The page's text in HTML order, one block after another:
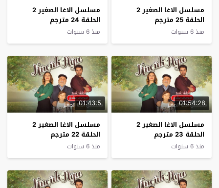
مسلسل الاغا الصغير 2
الحلقة 25 مترجم
منذ 6 سنوات
مسلسل الاغا الصغير 2
الحلقة 24 مترجم
منذ 6 سنوات
01:54:28
مسلسل الاغا الصغير 2
الحلقة 23 مترجم
منذ 6 سنوات
01:43:5
مسلسل الاغا الصغير 2
الحلقة 22 مترجم
منذ 6 سنوات